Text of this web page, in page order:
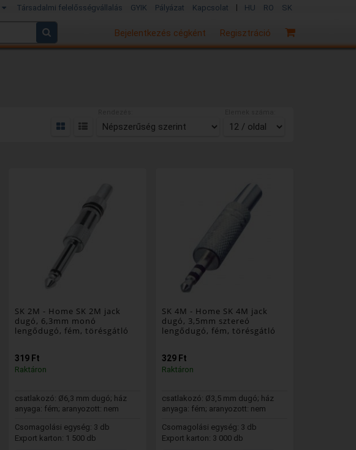
Társadalmi felelősségvállalás GYIK Pályázat Kapcsolat | HU RO SK
Regisztráció
Bejelentkezés cégként
SK 2M - Home SK 2M jack
dugó, 6,3mm monó
lengődugó, fém, törésgátló
319 Ft
Raktáron
csatlakozó: Ø6,3 mm dugó; ház
anyaga: fém; aranyozott: nem
Csomagolási egység: 3 db
Export karton: 1 500 db
SK 4M - Home SK 4M jack
dugó, 3,5mm sztereó
lengődugó, fém, törésgátló
329 Ft
Raktáron
csatlakozó: Ø3,5 mm dugó; ház
anyaga: fém; aranyozott: nem
Csomagolási egység: 3 db
Export karton: 3 000 db